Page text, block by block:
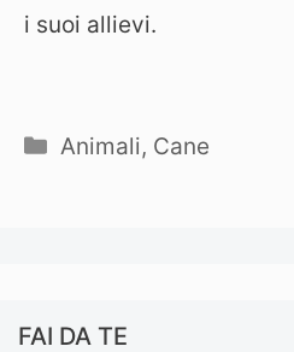
i suoi allievi.
Categorie
Animali, Cane
FAI DA TE